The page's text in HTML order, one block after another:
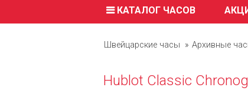
КАТАЛОГ ЧАСОВ
Швейцарские часы Архивные
Hublot Classic